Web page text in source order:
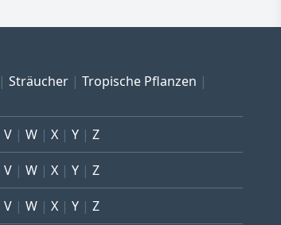
Sträucher
Tropische Pflanzen
V W X Y Z
V W X Y Z
V W X Y Z